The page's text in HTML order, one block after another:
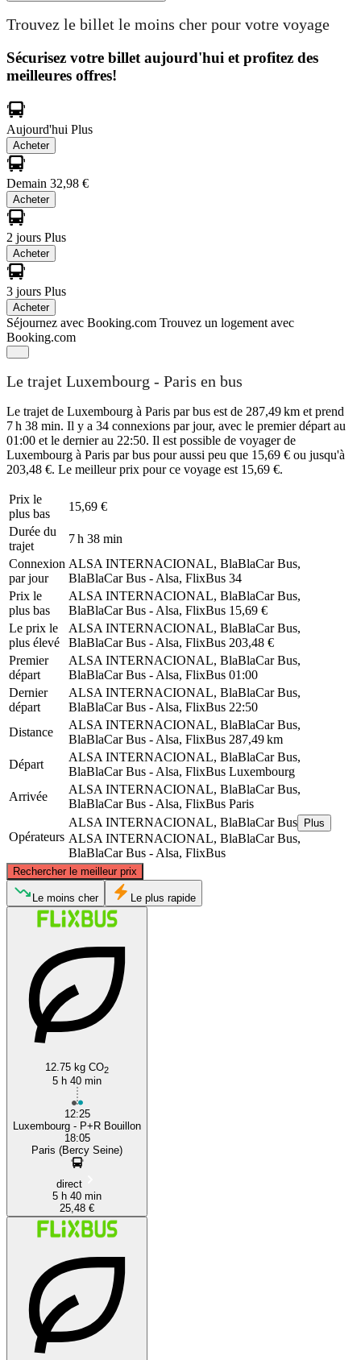
Trouvez le billet le moins cher pour votre voyage
Sécurisez votre billet aujourd'hui et profitez des
meilleures offres!
Aujourd'hui Plus
Acheter
Demain 32,98 €
Acheter
2 jours Plus
Acheter
3 jours Plus
Acheter
Séjournez avec Booking.com Trouvez un logement avec
Booking.com
Le trajet Luxembourg - Paris en bus
Le trajet de Luxembourg à Paris par bus est de 287,49 km et prend
7 h 38 min. Il y a 34 connexions par jour, avec le premier départ au
01:00 et le dernier au 22:50. Il est possible de voyager de
Luxembourg à Paris par bus pour aussi peu que 15,69 € ou jusqu'à
203,48 €. Le meilleur prix pour ce voyage est 15,69 €.
Prix ​​le
plus bas
15,69 €
Durée du
trajet
7 h 38 min
Connexion
par jour
ALSA INTERNACIONAL, BlaBlaCar Bus,
BlaBlaCar Bus - Alsa, FlixBus 34
Prix ​​le
plus bas
ALSA INTERNACIONAL, BlaBlaCar Bus,
BlaBlaCar Bus - Alsa, FlixBus 15,69 €
Le prix le
plus élevé
ALSA INTERNACIONAL, BlaBlaCar Bus,
BlaBlaCar Bus - Alsa, FlixBus 203,48 €
Premier
départ
ALSA INTERNACIONAL, BlaBlaCar Bus,
BlaBlaCar Bus - Alsa, FlixBus 01:00
Dernier
départ
ALSA INTERNACIONAL, BlaBlaCar Bus,
BlaBlaCar Bus - Alsa, FlixBus 22:50
Distance
ALSA INTERNACIONAL, BlaBlaCar Bus,
BlaBlaCar Bus - Alsa, FlixBus 287,49 km
Départ
ALSA INTERNACIONAL, BlaBlaCar Bus,
BlaBlaCar Bus - Alsa, FlixBus Luxembourg
Arrivée
ALSA INTERNACIONAL, BlaBlaCar Bus,
BlaBlaCar Bus - Alsa, FlixBus Paris
Opérateurs
ALSA INTERNACIONAL, BlaBlaCar Bus Plus
ALSA INTERNACIONAL, BlaBlaCar Bus,
BlaBlaCar Bus - Alsa, FlixBus
Rechercher le meilleur prix
Paris
© CARTO, ©
Le moins cher Le plus rapide
12.75 kg CO2
5 h 40 min
12:25
Luxembourg - P+R Bouillon
18:05
Paris (Bercy Seine)
direct
5 h 40 min
25,48 €